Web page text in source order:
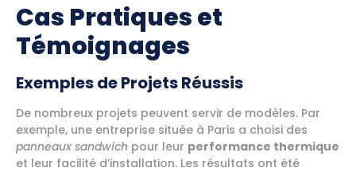
Cas Pratiques et
Témoignages
Exemples de Projets Réussis
De nombreux projets peuvent servir de modèles. Par
exemple, une entreprise située à Paris a choisi des
panneaux sandwich pour leur performance thermique
et leur facilité d’installation. Les résultats ont été